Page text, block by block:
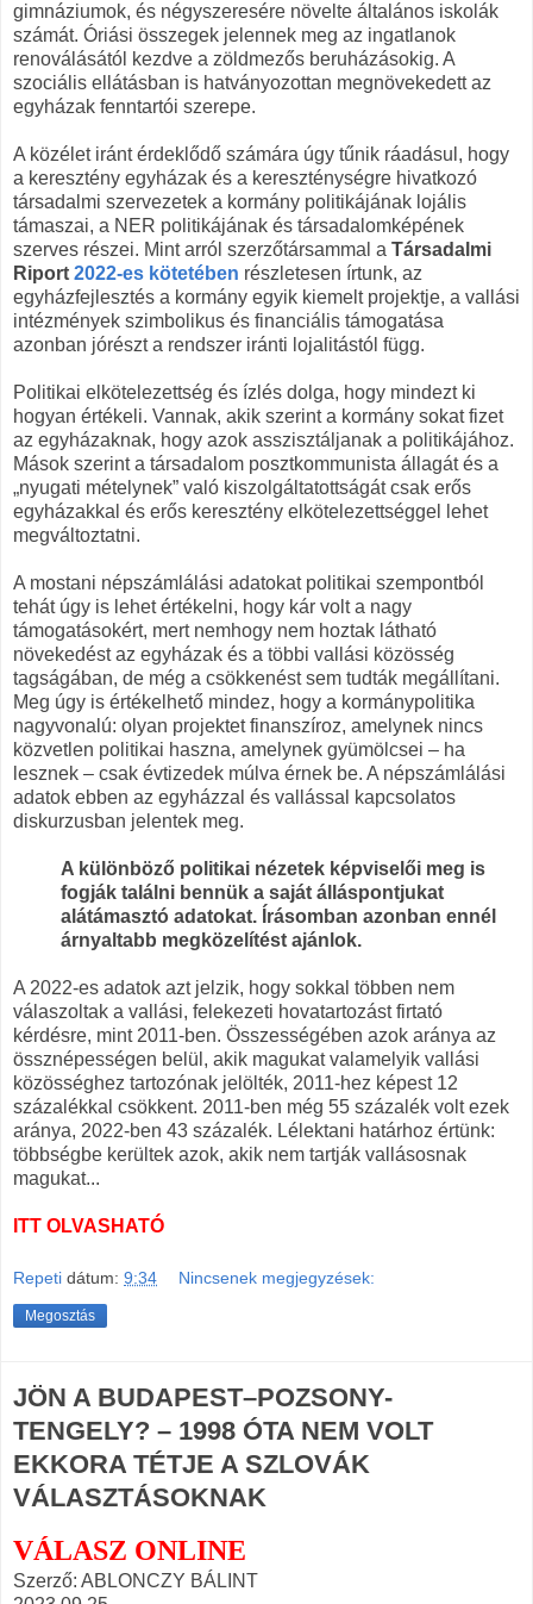
gimnáziumok, és négyszeresére növelte általános iskolák
számát. Óriási összegek jelennek meg az ingatlanok
renoválásától kezdve a zöldmezős beruházásokig. A
szociális ellátásban is hatványozottan megnövekedett az
egyházak fenntartói szerepe.
A közélet iránt érdeklődő számára úgy tűnik ráadásul, hogy
a keresztény egyházak és a kereszténységre hivatkozó
társadalmi szervezetek a kormány politikájának lojális
támaszai, a NER politikájának és társadalomképének
szerves részei. Mint arról szerzőtársammal a Társadalmi
Riport 2022-es kötetében részletesen írtunk, az
egyházfejlesztés a kormány egyik kiemelt projektje, a vallási
intézmények szimbolikus és financiális támogatása
azonban jórészt a rendszer iránti lojalitástól függ.
Politikai elkötelezettség és ízlés dolga, hogy mindezt ki
hogyan értékeli. Vannak, akik szerint a kormány sokat fizet
az egyházaknak, hogy azok asszisztáljanak a politikájához.
Mások szerint a társadalom posztkommunista állagát és a
„nyugati mételynek” való kiszolgáltatottságát csak erős
egyházakkal és erős keresztény elkötelezettséggel lehet
megváltoztatni.
A mostani népszámlálási adatokat politikai szempontból
tehát úgy is lehet értékelni, hogy kár volt a nagy
támogatásokért, mert nemhogy nem hoztak látható
növekedést az egyházak és a többi vallási közösség
tagságában, de még a csökkenést sem tudták megállítani.
Meg úgy is értékelhető mindez, hogy a kormánypolitika
nagyvonalú: olyan projektet finanszíroz, amelynek nincs
közvetlen politikai haszna, amelynek gyümölcsei – ha
lesznek – csak évtizedek múlva érnek be. A népszámlálási
adatok ebben az egyházzal és vallással kapcsolatos
diskurzusban jelentek meg.
A különböző politikai nézetek képviselői meg is
fogják találni bennük a saját álláspontjukat
alátámasztó adatokat. Írásomban azonban ennél
árnyaltabb megközelítést ajánlok.
A 2022-es adatok azt jelzik, hogy sokkal többen nem
válaszoltak a vallási, felekezeti hovatartozást firtató
kérdésre, mint 2011-ben. Összességében azok aránya az
össznépességen belül, akik magukat valamelyik vallási
közösséghez tartozónak jelölték, 2011-hez képest 12
százalékkal csökkent. 2011-ben még 55 százalék volt ezek
aránya, 2022-ben 43 százalék. Lélektani határhoz értünk:
többségbe kerültek azok, akik nem tartják vallásosnak
magukat...
ITT OLVASHATÓ
Repeti dátum: 9:34 Nincsenek megjegyzések:
Megosztás
JÖN A BUDAPEST–POZSONY-
TENGELY? – 1998 ÓTA NEM VOLT
EKKORA TÉTJE A SZLOVÁK
VÁLASZTÁSOKNAK
VÁLASZ ONLINE
Szerző: ABLONCZY BÁLINT